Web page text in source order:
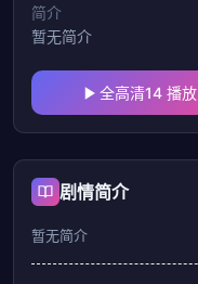
简介
暂无简介
全高清14 播放
剧情简介
暂无简介